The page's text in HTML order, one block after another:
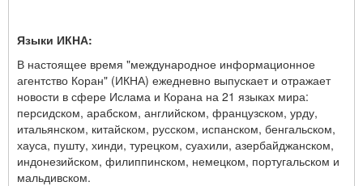
Языки ИКНА:
В настоящее время "международное информационное
агентство Коран" (ИКНА) ежедневно выпускает и отражает
новости в сфере Ислама и Корана на 21 языках мира:
персидском, арабском, английском, французском, урду,
итальянском, китайском, русском, испанском, бенгальском,
хауса, пушту, хинди, турецком, суахили, азербайджанском,
индонезийском, филиппинском, немецком, португальском и
мальдивском.